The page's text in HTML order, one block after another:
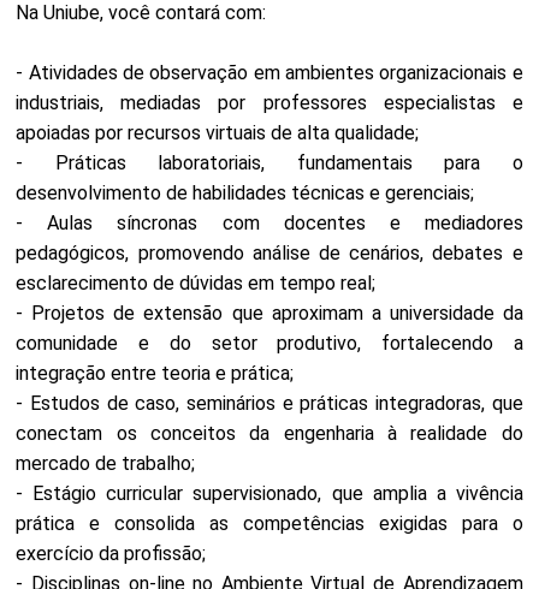
Na Uniube, você contará com:
- Atividades de observação em ambientes organizacionais e
industriais, mediadas por professores especialistas e
apoiadas por recursos virtuais de alta qualidade;
- Práticas laboratoriais, fundamentais para o
desenvolvimento de habilidades técnicas e gerenciais;
- Aulas síncronas com docentes e mediadores
pedagógicos, promovendo análise de cenários, debates e
esclarecimento de dúvidas em tempo real;
- Projetos de extensão que aproximam a universidade da
comunidade e do setor produtivo, fortalecendo a
integração entre teoria e prática;
- Estudos de caso, seminários e práticas integradoras, que
conectam os conceitos da engenharia à realidade do
mercado de trabalho;
- Estágio curricular supervisionado, que amplia a vivência
prática e consolida as competências exigidas para o
exercício da profissão;
- Disciplinas on-line no Ambiente Virtual de Aprendizagem